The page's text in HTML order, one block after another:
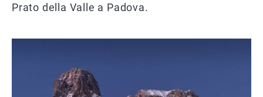
Prato della Valle a Padova.